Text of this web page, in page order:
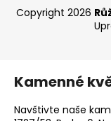
Copyright 2026
Kamenné
Navštivte naše